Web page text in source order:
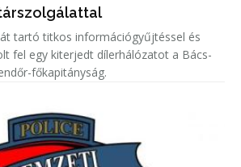
tartó titkos információgyűjtéssel és
fel egy kiterjedt dílerhálózatot a Bács-
főkapitányság.